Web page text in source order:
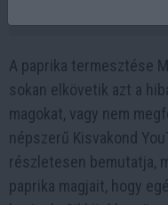
A paprika termesztése
sokan elkövetik azt a
magokat, vagy nem
népszerű Kisvakond
részletesen bemutatja,
paprika magjait, hogy